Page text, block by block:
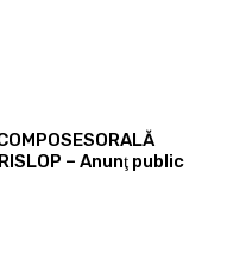
– Anunţ public